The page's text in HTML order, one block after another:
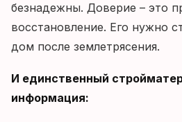
безнадежны. Доверие – это
восстановление. Его нужно
дом после землетрясения.
И единственный
информация: